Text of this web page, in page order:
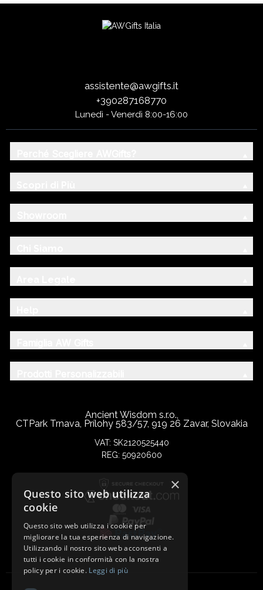
assistente@awgifts.it
+390287168770
Lunedì - Venerdì 8:00-16:00
Ancient Wisdom s.r.o.,
CTPark Trnava, Prílohy 583/57, 919 26 Zavar, Slovakia
VAT: SK2120525440
REG: 50920600
×
Questo sito web utilizza
cookie
Questo sito web utilizza i cookie per
migliorare la tua esperienza di navigazione.
Utilizzando il nostro sito web acconsenti a
tutti i cookie in conformità con la nostra
policy per i cookie. Leggi di più